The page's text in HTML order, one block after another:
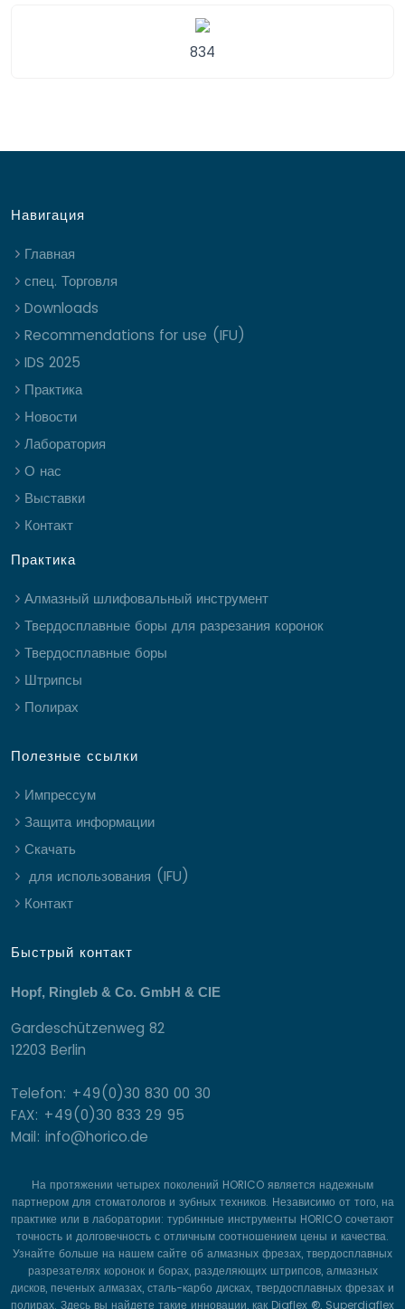
834
Навигация
Главная
спец. Торговля
Downloads
Recommendations for use (IFU)
IDS 2025
Практика
Новости
Лаборатория
О нас
Выставки
Контакт
Практика
Алмазный шлифовальный инструмент
Твердосплавные боры для разрезания коронок
Твердосплавные боры
Штрипсы
Полирах
Полезные ссылки
Импрессум
Защита информации
Скачать
для использования (IFU)
Контакт
Быстрый контакт
Hopf, Ringleb & Co. GmbH & CIE
Gardeschützenweg 82
12203 Berlin
Telefon: +49(0)30 830 00 30
FAX: +49(0)30 833 29 95
Mail: info@horico.de
На протяжении четырех поколений HORICO является надежным
партнером для стоматологов и зубных техников. Независимо от того, на
практике или в лаборатории: турбинные инструменты HORICO сочетают
точность и долговечность с отличным соотношением цены и качества.
Узнайте больше на нашем сайте об алмазных фрезах, твердосплавных
разрезателях коронок и борах, разделяющих штрипсов, алмазных
дисков, печеных алмазах, сталь-карбо дисках, твердосплавных фрезах и
полирах. Здесь вы найдете такие инновации, как Diaflex ®, Superdiaflex